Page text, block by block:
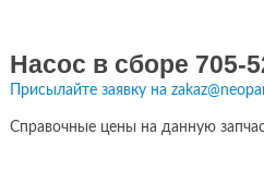
Насос в сборе 705-
Присылайте заявку на
Справочные цены на данную